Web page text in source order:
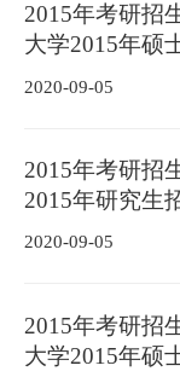
2015年考研招
大学2015年硕
2020-09-05
2015年考研招
2015年研究生
2020-09-05
2015年考研招
大学2015年硕